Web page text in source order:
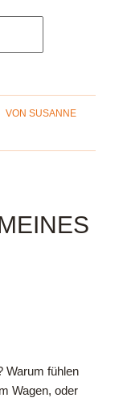
VON SUSANNE
Warum fühlen
Wagen, oder